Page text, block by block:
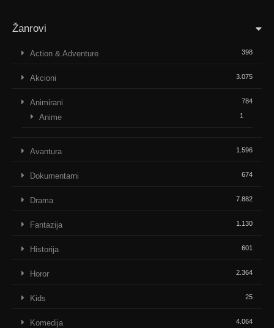
Žanrovi
Action & Adventure 398
Akcioni 3.075
Animirani 784
Anime 1
Avantura 1.596
Dokumentarni 674
Drama 7.882
Fantazija 1.130
Historija 601
Horor 2.364
Kids 25
Komedija 4.064